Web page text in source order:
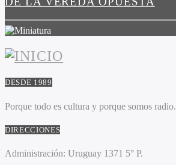
DESDE 1989
Porque todo es cultura y porque somos radio.
DIRECCIONES
Administración: Uruguay 1371 5° P.